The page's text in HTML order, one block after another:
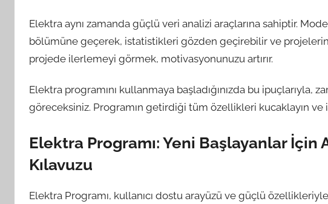
Elektra aynı zamanda güçlü veri analizi araçlarına sahiptir.
bölümüne geçerek, istatistikleri gözden geçirebilir ve
projede ilerlemeyi görmek, motivasyonunuzu artırır.
Elektra programını kullanmaya başladığınızda bu ipuçlarıyla,
göreceksiniz. Programın getirdiği tüm özellikleri kucaklayın ve
Elektra Programı: Yeni Başlayanlar İçin
Kılavuzu
Elektra Programı, kullanıcı dostu arayüzü ve güçlü